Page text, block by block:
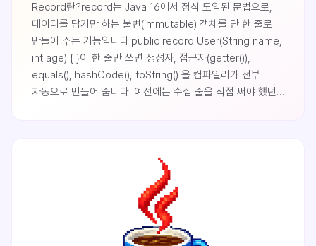
Record란?record는 Java 16에서 정식 도입된 문법으로,
데이터를 담기만 하는 불변(immutable) 객체를 단 한 줄로
만들어 주는 기능입니다.public record User(String name,
int age) { }이 한 줄만 쓰면 생성자, 접근자(getter()),
equals(), hashCode(), toString() 을 컴파일러가 전부
자동으로 만들어 줍니다. 예전에는 수십 줄을 직접 써야 했던
코드를 자주 만나게 됩니다. "이름과 나이만 담는 객체 하나"
를 만들고 싶을 뿐인데, 막상 제대..